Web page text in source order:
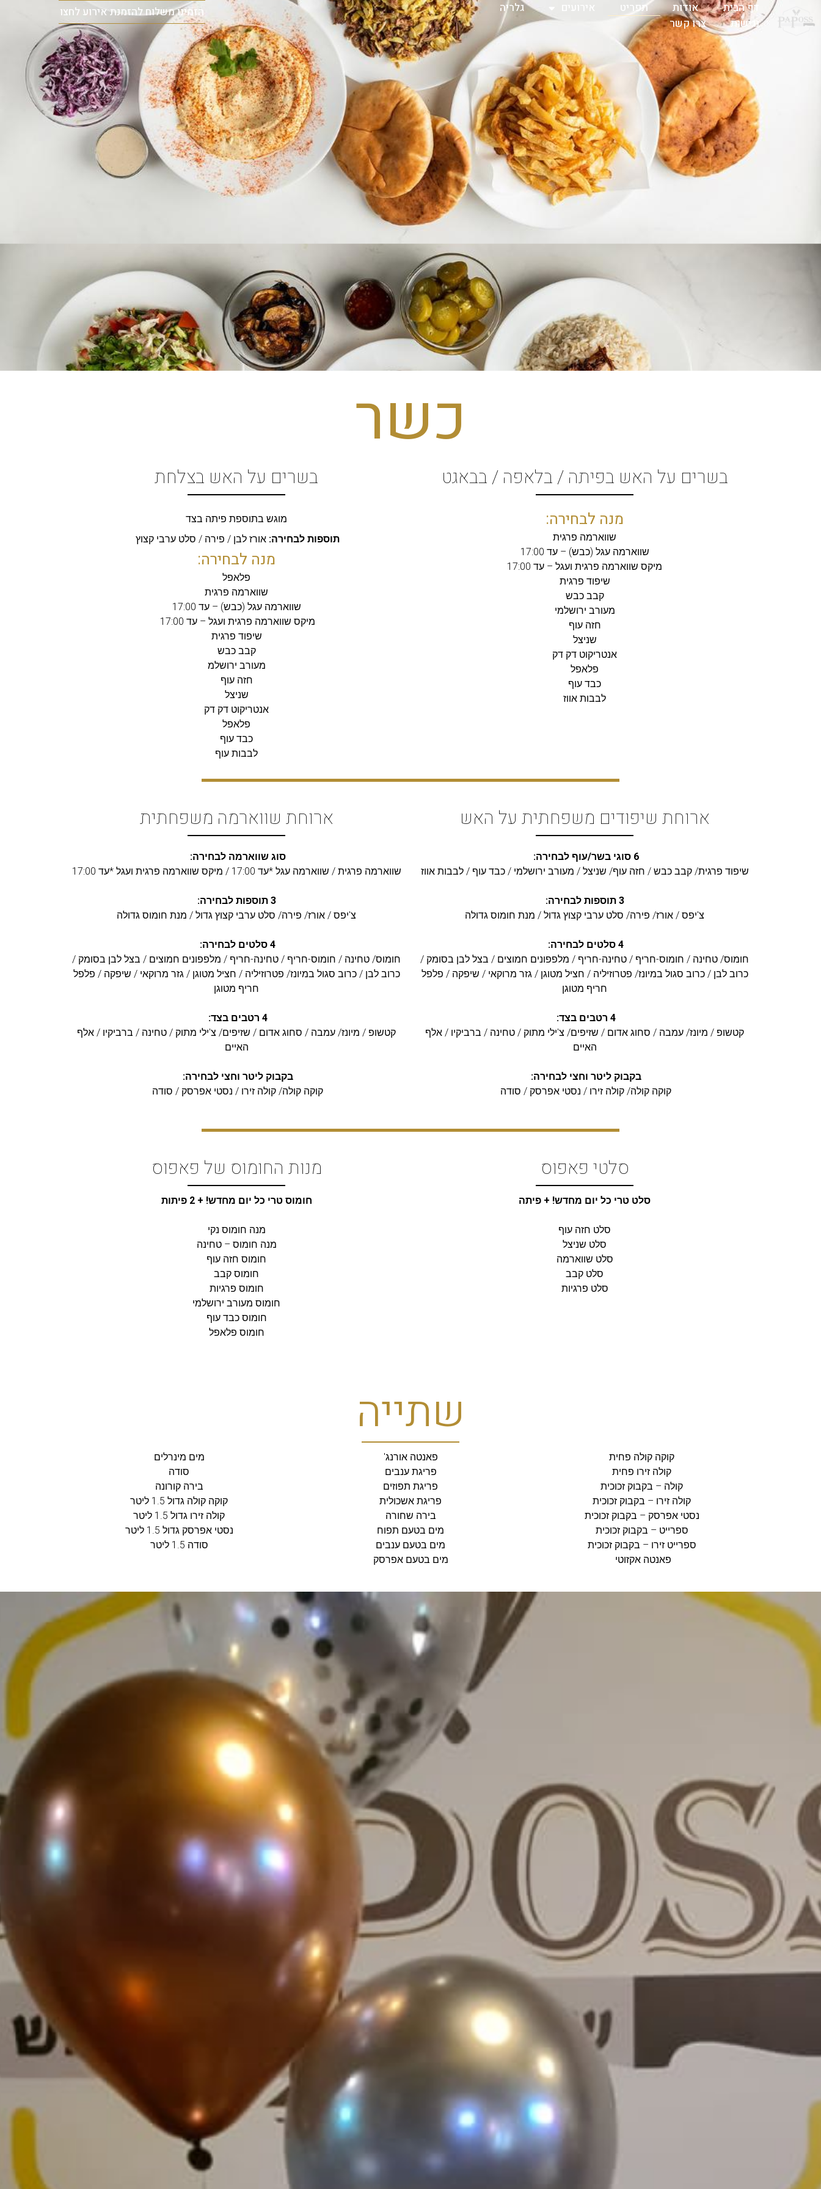
דף הבית אודות תפריט אירועים
גלריה
נגישות
צרו קשר
הזמינו משלוחלהזמנת אירוע לחצו
כשר
בשרים על האש בפיתה / בלאפה / בבאגט
מנה לבחירה:
שווארמה פרגית
שווארמה עגל (כבש) – עד 17:00
מיקס שווארמה פרגית ועגל – עד 17:00
שיפוד פרגית
קבב כבש
מעורב ירושלמי
חזה עוף
שניצל
אנטריקוט דק דק
פלאפל
כבד עוף
לבבות אווז
בשרים על האש בצלחת
מוגש בתוספת פיתה בצד
תוספות לבחירה: אורז לבן / פירה / סלט ערבי קצוץ
מנה לבחירה:
פלאפל
שווארמה פרגית
שווארמה עגל (כבש) – עד 17:00
מיקס שווארמה פרגית ועגל – עד 17:00
שיפוד פרגית
קבב כבש
מעורב ירושלמ
חזה עוף
שניצל
אנטריקוט דק דק
פלאפל
כבד עוף
לבבות עוף
ארוחת שיפודים משפחתית על האש
6 סוגי בשר/עוף לבחירה:
שיפוד פרגית/ קבב כבש / חזה עוף/ שניצל / מעורב ירושלמי / כבד עוף / לבבות אווז
3 תוספות לבחירה:
צ'יפס / אורז/ פירה/ סלט ערבי קצוץ גדול / מנת חומוס גדולה
4 סלטים לבחירה:
חומוס/ טחינה / חומוס-חריף / טחינה-חריף / מלפפונים חמוצים / בצל לבן בסומק /
כרוב לבן / כרוב סגול במיונז/ פטרוזיליה / חציל מטוגן / גזר מרוקאי / שיפקה / פלפל
חריף מטוגן
4 רטבים בצד:
קטשופ / מיונז/ עמבה / סחוג אדום / שזיפים/ צ'ילי מתוק / טחינה / ברביקיו / אלף
האיים
בקבוק ליטר וחצי לבחירה:
קוקה קולה/ קולה זירו / נסטי אפרסק / סודה
ארוחת שווארמה משפחתית
סוג שווארמה לבחירה:
שווארמה פרגית / שווארמה עגל *עד 17:00 / מיקס שווארמה פרגית ועגל *עד 17:00
3 תוספות לבחירה:
צ'יפס / אורז/ פירה/ סלט ערבי קצוץ גדול / מנת חומוס גדולה
4 סלטים לבחירה:
חומוס/ טחינה / חומוס-חריף / טחינה-חריף / מלפפונים חמוצים / בצל לבן בסומק /
כרוב לבן / כרוב סגול במיונז/ פטרוזיליה / חציל מטוגן / גזר מרוקאי / שיפקה / פלפל
חריף מטוגן
4 רטבים בצד:
קטשופ / מיונז/ עמבה / סחוג אדום / שזיפים/ צ'ילי מתוק / טחינה / ברביקיו / אלף
האיים
בקבוק ליטר וחצי לבחירה:
קוקה קולה/ קולה זירו / נסטי אפרסק / סודה
סלטי פאפוס
סלט טרי כל יום מחדש! + פיתה
סלט חזה עוף
סלט שניצל
סלט שווארמה
סלט קבב
סלט פרגיות
מנות החומוס של פאפוס
חומוס טרי כל יום מחדש! + 2 פיתות
מנה חומוס נקי
מנה חומוס – טחינה
חומוס חזה עוף
חומוס קבב
חומוס פרגיות
חומוס מעורב ירושלמי
חומוס כבד עוף
חומוס פלאפל
שתייה
קוקה קולה פחית
קולה זירו פחית
קולה – בקבוק זכוכית
קולה זירו – בקבוק זכוכית
נסטי אפרסק – בקבוק זכוכית
ספרייט – בקבוק זכוכית
ספרייט זירו – בקבוק זכוכית
פאנטה אקזוטי
פאנטה אורנג'
פריגת ענבים
פריגת תפוזים
פריגת אשכולית
בירה שחורה
מים בטעם תפוח
מים בטעם ענבים
מים בטעם אפרסק
מים מינרלים
סודה
בירה קורונה
קוקה קולה גדול 1.5 ליטר
קולה זירו גדול 1.5 ליטר
נסטי אפרסק גדול 1.5 ליטר
סודה 1.5 ליטר